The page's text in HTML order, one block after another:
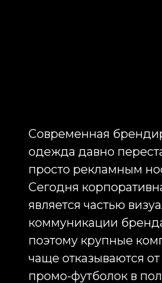
направлением является пошив
толстовок с логотипом и
Толстовки и худи активно
используются в IT-компаниях,
банках, производственных
компаниях и крупных
федеральных организациях. Худи
более современный и
премиальный образ бренда, а